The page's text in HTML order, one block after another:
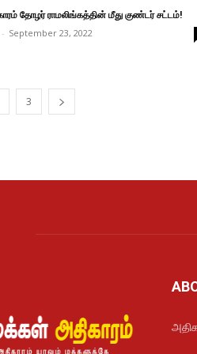
தோழர் ராமலிங்கத்தின் மீது குண்டர் சட்டம்!
- September 23, 2022
3